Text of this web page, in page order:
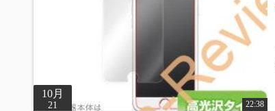
10月
21 22:38